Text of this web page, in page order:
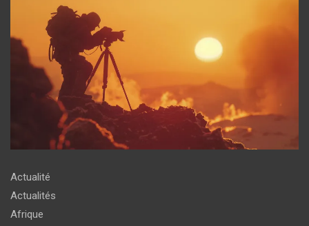
Actualité
Actualités
Afrique